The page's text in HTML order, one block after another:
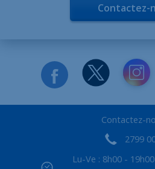
Contactez-
Contactez-
2799
Lu-Ve : 8h00 -